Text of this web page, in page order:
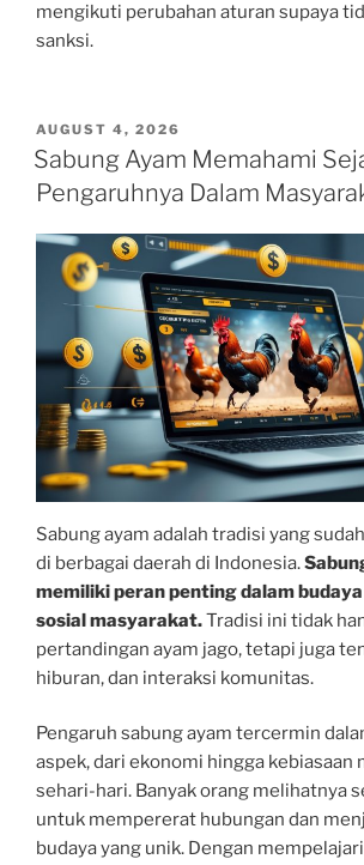
mengikuti perubahan aturan supaya
sanksi.
POSTED
ON
AUGUST 4, 2026
Sabung Ayam Memahami
Pengaruhnya Dalam
Sabung ayam adalah tradisi yang
di berbagai daerah di Indonesia.
memiliki peran penting dalam
sosial masyarakat.Tradisi ini tidak
pertandingan ayam jago, tetapi juga
hiburan, dan interaksi komunitas.
Pengaruh sabung ayam tercermin
aspek, dari ekonomi hingga kebiasaan
sehari-hari. Banyak orang melihatnya
untuk mempererat hubungan dan
budaya yang unik. Dengan